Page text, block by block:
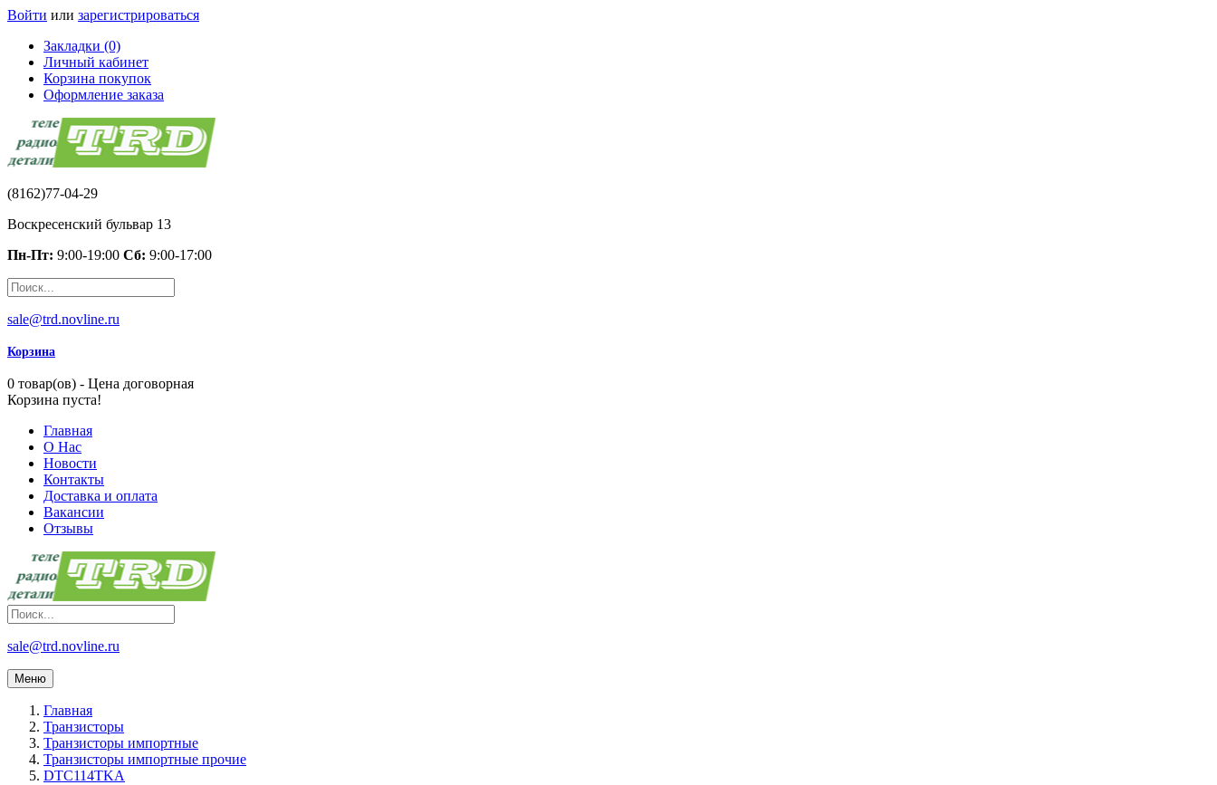
Войти или зарегистрироваться
Закладки (0)
Личный кабинет
Корзина покупок
Оформление заказа
(8162)77-04-29
Воскресенский бульвар 13
Пн-Пт: 9:00-19:00 Сб: 9:00-17:00
sale@trd.novline.ru
Корзина
0 товар(ов) - Цена договорная
Корзина пуста!
Главная
О Нас
Новости
Контакты
Доставка и оплата
Вакансии
Отзывы
sale@trd.novline.ru
Меню
Главная
Транзисторы
Транзисторы импортные
Транзисторы импортные прочие
DTC114TKA